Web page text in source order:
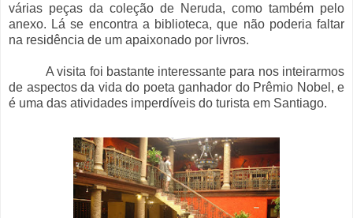
várias peças da coleção de Neruda, como também pelo
anexo. Lá se encontra a biblioteca, que não poderia faltar
na residência de um apaixonado por livros.
A visita foi bastante interessante para nos inteirarmos
de aspectos da vida do poeta ganhador do Prêmio Nobel, e
é uma das atividades imperdíveis do turista em Santiago.